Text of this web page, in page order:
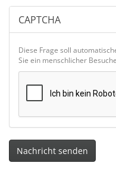
CAPTCHA
Diese Frage soll
Sie ein menschlicher
Nachricht senden